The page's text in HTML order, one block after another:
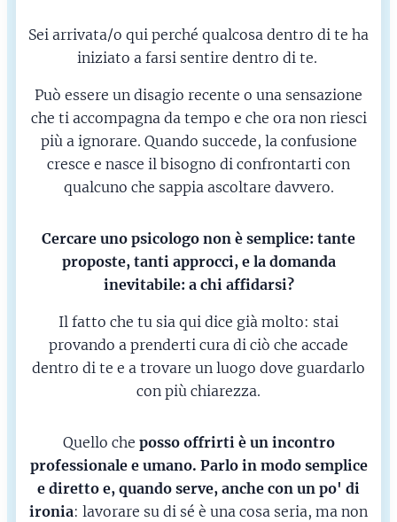
Sei arrivata/o qui perché qualcosa dentro di te ha
iniziato a farsi sentire dentro di te.
Può essere un disagio recente o una sensazione
che ti accompagna da tempo e che ora non riesci
più a ignorare. Quando succede, la confusione
cresce e nasce il bisogno di confrontarti con
qualcuno che sappia ascoltare davvero.
Cercare uno psicologo non è semplice: tante
proposte, tanti approcci, e la domanda
inevitabile: a chi affidarsi?
Il fatto che tu sia qui dice già molto: stai
provando a prenderti cura di ciò che accade
dentro di te e a trovare un luogo dove guardarlo
con più chiarezza.
Quello che posso offrirti è un incontro
professionale e umano. Parlo in modo semplice
e diretto e, quando serve, anche con un po' di
ironia: lavorare su di sé è una cosa seria, ma non